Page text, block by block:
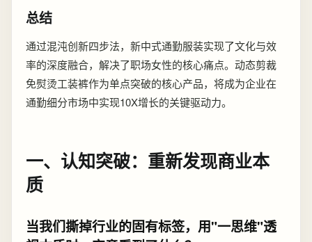
总结
通过混沌创新四步法，新中式通勤服装实现了文化与效
率的深度融合，解决了职场女性的核心痛点。动态剪裁
免熨烫工装裤作为单点突破的核心产品，将成为企业在
通勤细分市场中实现10X增长的关键驱动力。
一、认知突破：重新发现商业本
质
当我们撕掉行业的固有标签，用"一思维"透